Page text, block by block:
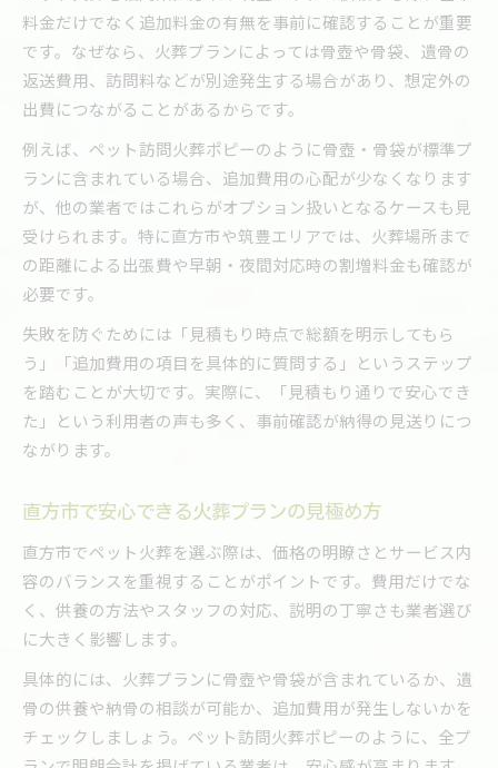
料金だけでなく追加料金の有無を事前に確認することが重要
です。なぜなら、火葬プランによっては骨壺や骨袋、遺骨の
返送費用、訪問料などが別途発生する場合があり、想定外の
出費につながることがあるからです。
例えば、ペット訪問火葬ポピーのように骨壺・骨袋が標準プ
ランに含まれている場合、追加費用の心配が少なくなります
が、他の業者ではこれらがオプション扱いとなるケースも見
受けられます。特に直方市や筑豊エリアでは、火葬場所まで
の距離による出張費や早朝・夜間対応時の割増料金も確認が
必要です。
失敗を防ぐためには「見積もり時点で総額を明示してもら
う」「追加費用の項目を具体的に質問する」というステップ
を踏むことが大切です。実際に、「見積もり通りで安心でき
た」という利用者の声も多く、事前確認が納得の見送りにつ
ながります。
直方市で安心できる火葬プランの見極め方
直方市でペット火葬を選ぶ際は、価格の明瞭さとサービス内
容のバランスを重視することがポイントです。費用だけでな
く、供養の方法やスタッフの対応、説明の丁寧さも業者選び
に大きく影響します。
具体的には、火葬プランに骨壺や骨袋が含まれているか、遺
骨の供養や納骨の相談が可能か、追加費用が発生しないかを
チェックしましょう。ペット訪問火葬ポピーのように、全プ